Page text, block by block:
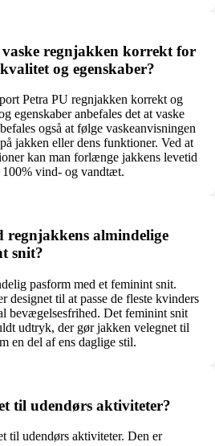
regnjakken korrekt for
og egenskaber?
Petra PU regnjakken korrekt og
egenskaber anbefales det at vaske
også at følge vaskeanvisningen
jakken eller dens funktioner. Ved at
kan man forlænge jakkens levetid
100% vind- og vandtæt.
almindelige
snit?
pasform med et feminint snit.
designet til at passe de fleste kvinders
bevægelsesfrihed. Det feminint snit
udtryk, der gør jakken velegnet til
en del af ens daglige stil.
til udendørs aktiviteter?
til udendørs aktiviteter. Den er